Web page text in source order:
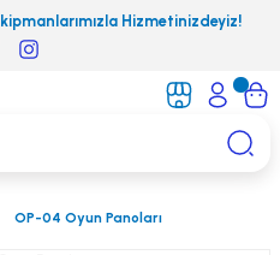
Hizmetinizdeyiz!
OP-04 Oyun Panoları